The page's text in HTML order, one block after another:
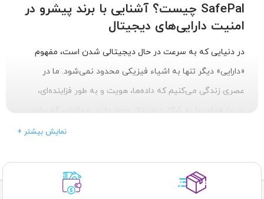
SafePal چیست؟ آشنایی با برند پیشرو در
امنیت دارایی‌های دیجیتال
در دنیایی که به سرعت در حال دیجیتالی شدن است، مفهوم
«دارایی» دیگر تنها به اشیاء فیزیکی محدود نمی‌شود. ما در
عصری زندگی می‌کنیم که داده‌ها، هویت و به طور فزاینده‌ای،
سرمایه‌های ما به شکل دیجیتال وجود دارند. همانطور که برای
محافظت از قطعات گران‌بهای کامپیوتر خود از بهترین پاورها
یک راه‌حل امنیتی اختصاصی نیاز دارند. اینجاست که برند
"SafePal" وارد می‌شود؛ نامی که به سرعت به یکی از
+ نمایش بیشتر